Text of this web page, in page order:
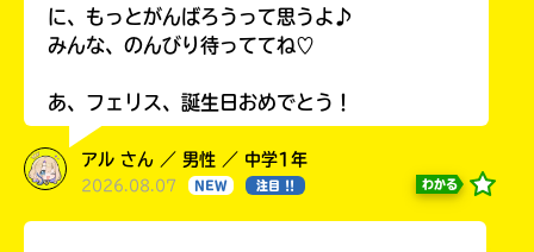
に、もっとがんばろうって思うよ♪
みんな、のんびり待っててね♡
あ、フェリス、誕生日おめでとう！
アル さん ／ 男性 ／ 中学1年
2026.08.07 NEW 注目 !! わかる